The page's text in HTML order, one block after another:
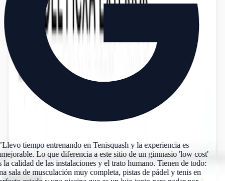
tiempo entrenando en Tenisquash y la experiencia es
Lo que diferencia a este sitio de un gimnasio 'low cost'
la calidad de las instalaciones y el trato humano. Tienen de todo:
sala de musculación muy completa, pistas de pádel y tenis en